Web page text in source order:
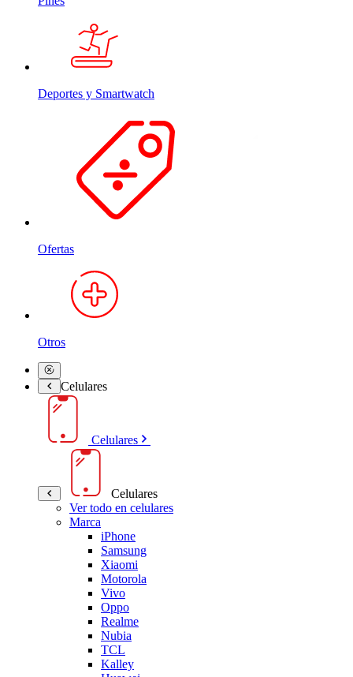
Deportes y Smartwatch
Ofertas
Otros
Celulares
Celulares
Celulares
Ver todo en celulares
Marca
iPhone
Samsung
Xiaomi
Motorola
Vivo
Oppo
Realme
Nubia
TCL
Kalley